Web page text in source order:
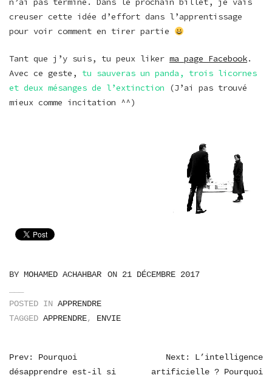
creuser cette idée d’effort dans l’apprentissage
pour voir comment en tirer partie
Tant que j’y suis, tu peux liker ma page Facebook.
Avec ce geste, tu sauveras un panda, trois licornes
et deux mésanges de l’extinction (J’ai pas trouvé
mieux comme incitation ^^)
BY MOHAMED ACHAHBAR ON 21 DÉCEMBRE 2017
POSTED IN APPRENDRE
TAGGED APPRENDRE, ENVIE
NAVIGATION
Prev: Pourquoi
désapprendre est-il si
Next: L’intelligence
artificielle ? Pourquoi